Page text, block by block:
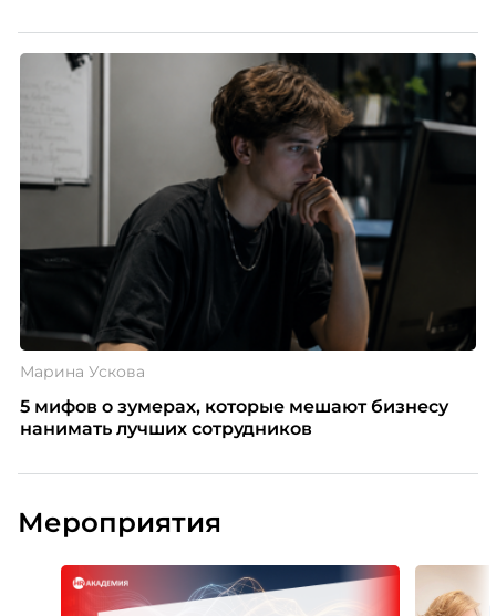
Марина Ускова
5 мифов о зумерах, которые мешают бизнесу
нанимать лучших сотрудников
Мероприятия